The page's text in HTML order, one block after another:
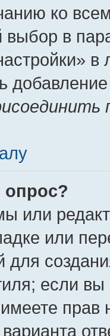
ко
выбор в
опрос?
или
или
если
прав